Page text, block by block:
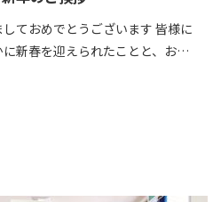
ておめでとうございます 皆様に
に新春を迎えられたことと、お…